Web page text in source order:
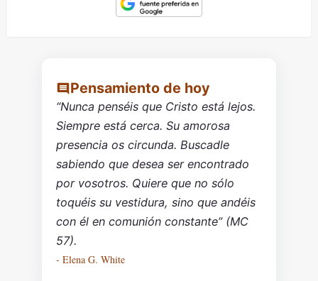
Pensamiento de hoy
“Nunca penséis que Cristo está lejos.
Siempre está cerca. Su amorosa
presencia os circunda. Buscadle
sabiendo que desea ser encontrado
por vosotros. Quiere que no sólo
toquéis su vestidura, sino que andéis
con él en comunión constante” (MC
57).
- Elena G. White